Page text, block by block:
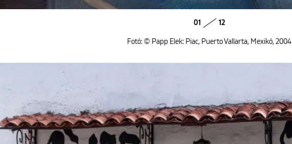
01 12
Fotó: © Papp Elek: Piac, Puerto Vallarta, Mexikó, 2004